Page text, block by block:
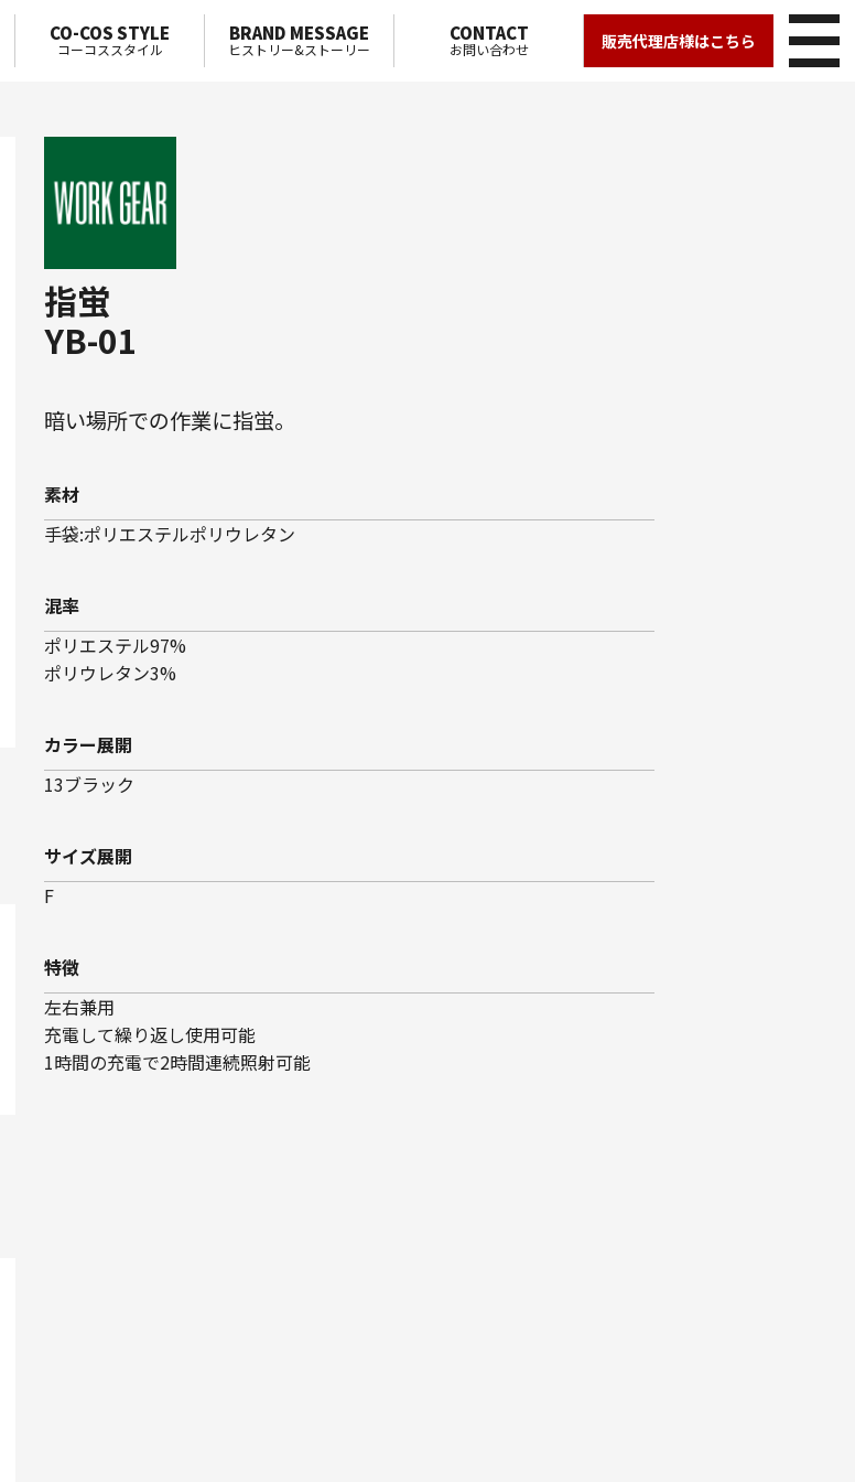
CO-COS STYLE
コーコススタイル
BRAND MESSAGE
ヒストリー&ストーリー
CONTACT
お問い合わせ 販売代理店様はこちら
指蛍
YB-01
暗い場所での作業に指蛍。
素材
手袋:ポリエステルポリウレタン
混率
ポリエステル97%
ポリウレタン3%
カラー展開
13ブラック
サイズ展開
F
特徴
左右兼用
充電して繰り返し使用可能
1時間の充電で2時間連続照射可能